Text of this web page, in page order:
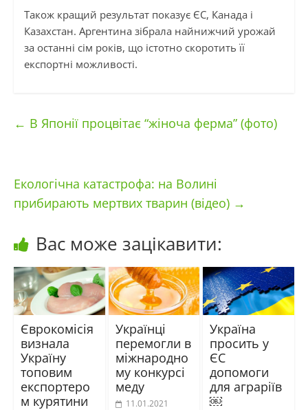
Також кращий результат показує ЄС, Канада і
Казахстан. Аргентина зібрала найнижчий урожай
за останні сім років, що істотно скоротить її
експортні можливості.
← В Японії процвітає “жіноча ферма” (фото)
Екологічна катастрофа: на Волині
прибирають мертвих тварин (відео) →
Вас може зацікавити:
Єврокомісія
визнала
Україну
топовим
експортеро
м курятини
Українці
перемогли в
міжнародно
му конкурсі
меду
11.01.2021
Україна
просить у
ЄС
допомоги
для аграріїв
￼